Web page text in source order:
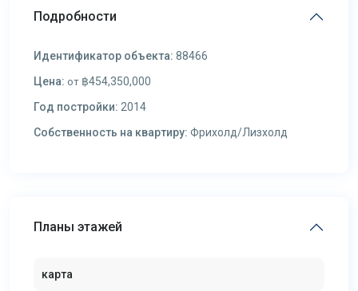
Подробности
Идентификатор объекта: 88466
Цена: от ฿454,350,000
Год постройки: 2014
Собственность на квартиру: Фрихолд/Лизхолд
Планы этажей
карта